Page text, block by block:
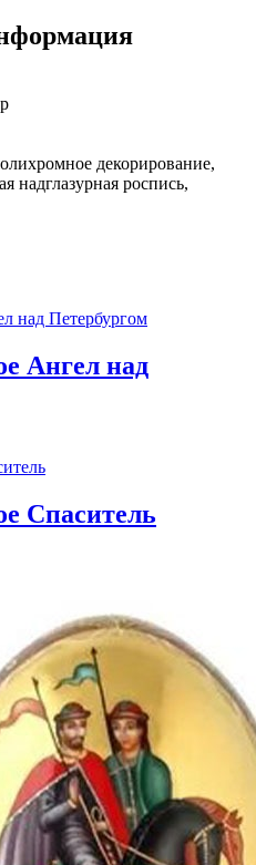
декорирование,
надглазурная роспись,
Ангел над
Спаситель